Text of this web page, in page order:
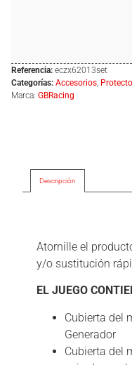
Referencia: eczx62013set
Categorías: Accesorios,
Marca: GBRacing
Descripción
Atornille el
y/o sustitución
EL JUEGO
Cubierta del
Generador
Cubierta del